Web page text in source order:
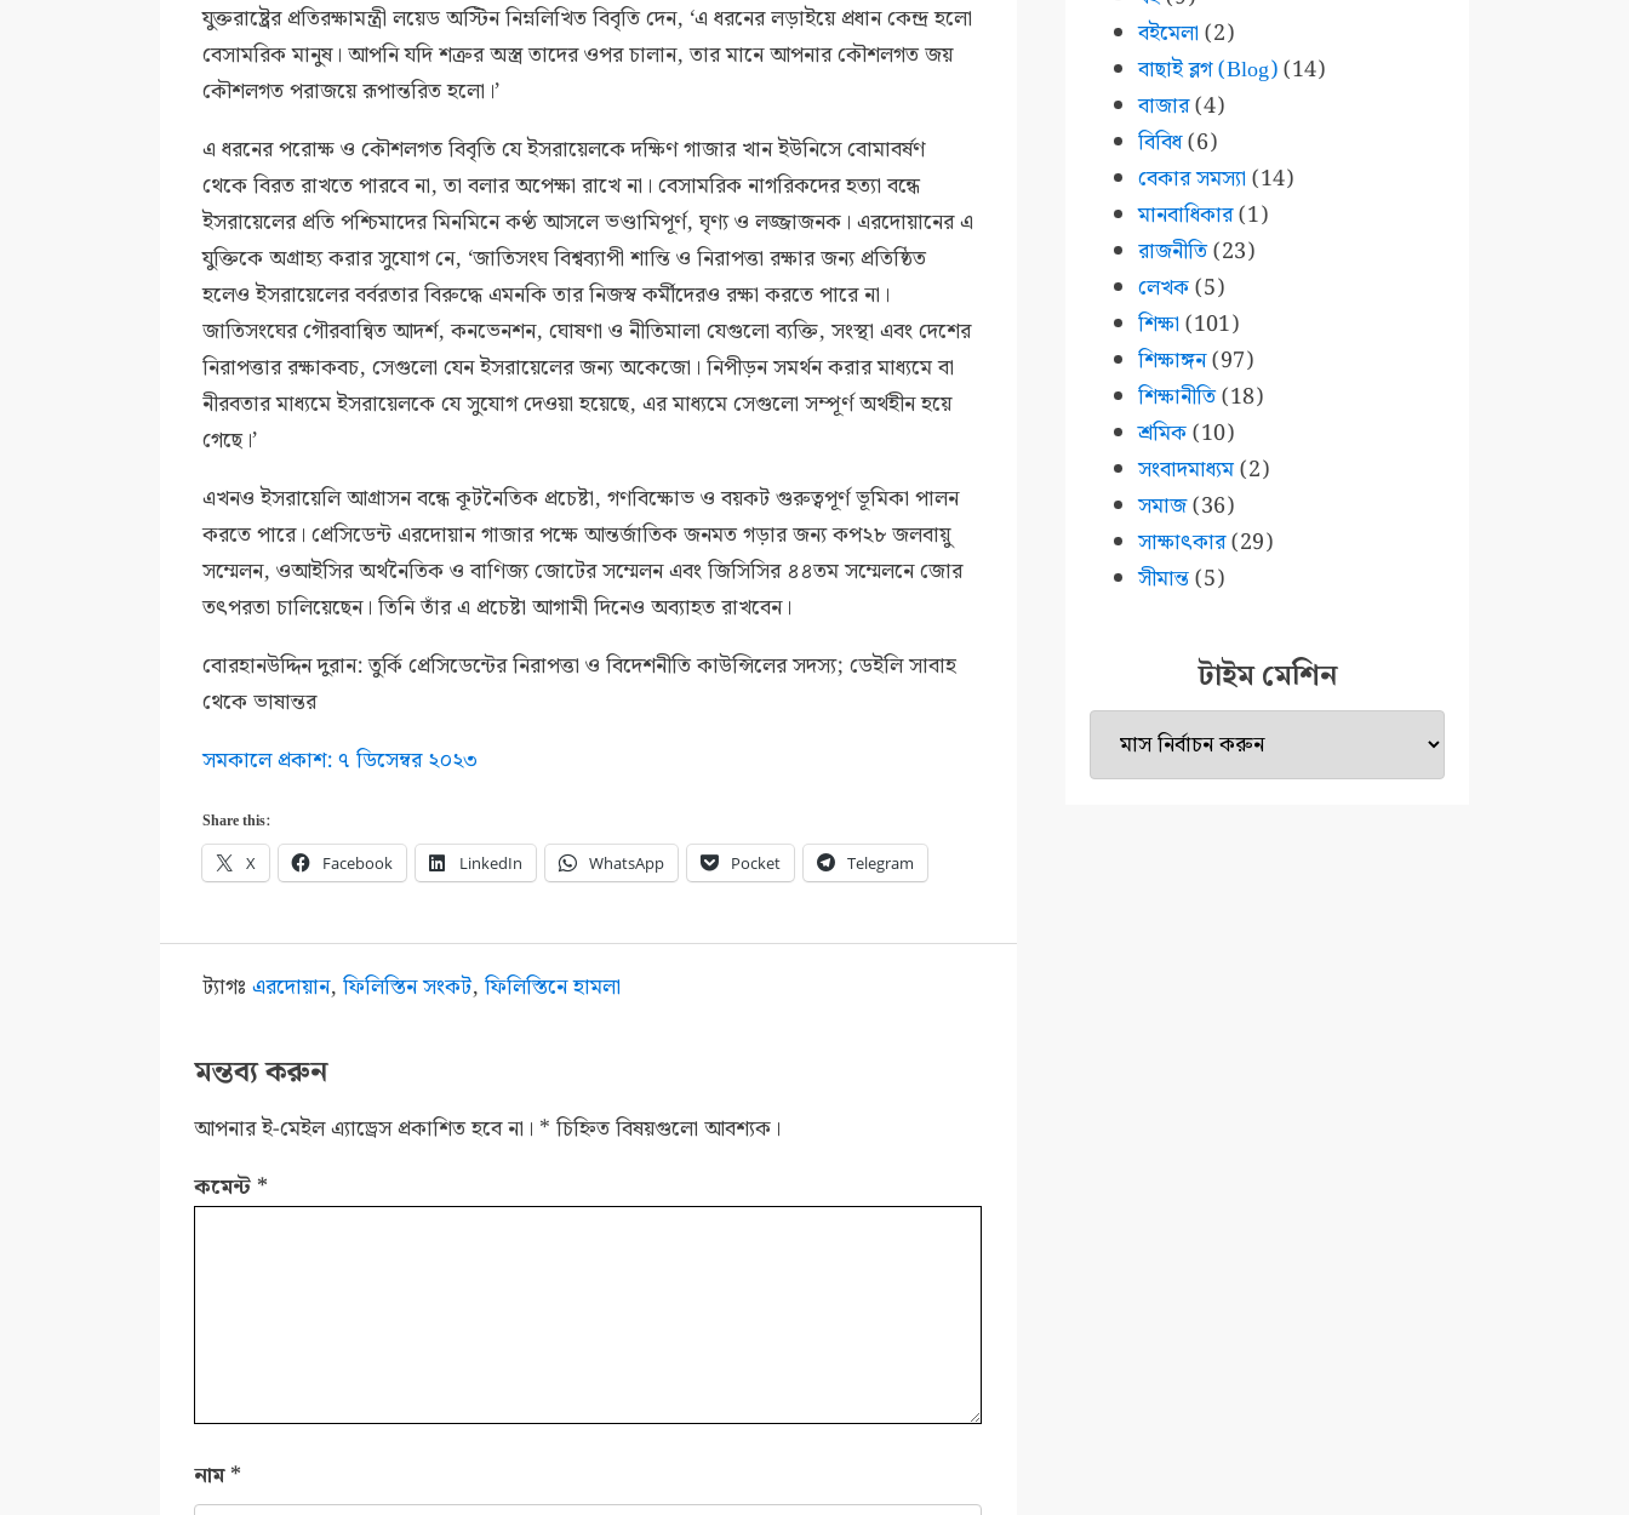
যুক্তরাষ্ট্রের প্রতিরক্ষামন্ত্রী লয়েড অস্টিন নিম্নলিখিত বিবৃতি দেন, ‘এ ধরনের লড়াইয়ে প্রধান কেন্দ্র হলো
বেসামরিক মানুষ। আপনি যদি শত্রুর অস্ত্র তাদের ওপর চালান, তার মানে আপনার কৌশলগত জয়
কৌশলগত পরাজয়ে রূপান্তরিত হলো।’
এ ধরনের পরোক্ষ ও কৌশলগত বিবৃতি যে ইসরায়েলকে দক্ষিণ গাজার খান ইউনিসে বোমাবর্ষণ
থেকে বিরত রাখতে পারবে না, তা বলার অপেক্ষা রাখে না। বেসামরিক নাগরিকদের হত্যা বন্ধে
ইসরায়েলের প্রতি পশ্চিমাদের মিনমিনে কণ্ঠ আসলে ভণ্ডামিপূর্ণ, ঘৃণ্য ও লজ্জাজনক। এরদোয়ানের এ
যুক্তিকে অগ্রাহ্য করার সুযোগ নে, ‘জাতিসংঘ বিশ্বব্যাপী শান্তি ও নিরাপত্তা রক্ষার জন্য প্রতিষ্ঠিত
হলেও ইসরায়েলের বর্বরতার বিরুদ্ধে এমনকি তার নিজস্ব কর্মীদেরও রক্ষা করতে পারে না।
জাতিসংঘের গৌরবান্বিত আদর্শ, কনভেনশন, ঘোষণা ও নীতিমালা যেগুলো ব্যক্তি, সংস্থা এবং দেশের
নিরাপত্তার রক্ষাকবচ, সেগুলো যেন ইসরায়েলের জন্য অকেজো। নিপীড়ন সমর্থন করার মাধ্যমে বা
নীরবতার মাধ্যমে ইসরায়েলকে যে সুযোগ দেওয়া হয়েছে, এর মাধ্যমে সেগুলো সম্পূর্ণ অর্থহীন হয়ে
গেছে।’
এখনও ইসরায়েলি আগ্রাসন বন্ধে কূটনৈতিক প্রচেষ্টা, গণবিক্ষোভ ও বয়কট গুরুত্বপূর্ণ ভূমিকা পালন
করতে পারে। প্রেসিডেন্ট এরদোয়ান গাজার পক্ষে আন্তর্জাতিক জনমত গড়ার জন্য কপ২৮ জলবায়ু
সম্মেলন, ওআইসির অর্থনৈতিক ও বাণিজ্য জোটের সম্মেলন এবং জিসিসির ৪৪তম সম্মেলনে জোর
তৎপরতা চালিয়েছেন। তিনি তাঁর এ প্রচেষ্টা আগামী দিনেও অব্যাহত রাখবেন।
বোরহানউদ্দিন দুরান: তুর্কি প্রেসিডেন্টের নিরাপত্তা ও বিদেশনীতি কাউন্সিলের সদস্য; ডেইলি সাবাহ
থেকে ভাষান্তর
সমকালে প্রকাশ: ৭ ডিসেম্বর ২০২৩
Share this:
X Facebook LinkedIn WhatsApp Pocket Telegram
ট্যাগঃএরদোয়ান,ফিলিস্তিন সংকট,ফিলিস্তিনে হামলা
মন্তব্য করুন
আপনার ই-মেইল এ্যাড্রেস প্রকাশিত হবে না। * চিহ্নিত বিষয়গুলো আবশ্যক।
কমেন্ট *
নাম*
বইমেলা (2)
বাছাই ব্লগ (Blog)(14)
বাজার(4)
বিবিধ(6)
বেকার সমস্যা (14)
মানবাধিকার(1)
রাজনীতি(23)
লেখক(5)
শিক্ষা (101)
শিক্ষাঙ্গন(97)
শিক্ষানীতি(18)
শ্রমিক(10)
সংবাদমাধ্যম(2)
সমাজ(36)
সাক্ষাৎকার(29)
সীমান্ত(5)
টাইম মেশিন
টাইম
মেশিন